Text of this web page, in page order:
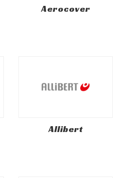
Aerocover
Allibert